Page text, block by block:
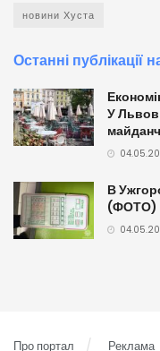
новини Хуста
Останні публікації
У
В
(ФОТО)
Про портал Реклама